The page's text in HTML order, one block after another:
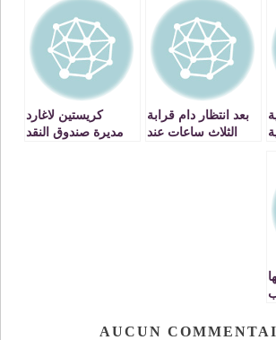
بعد انتظار دام قرابة
الثلاث ساعات عند
كريستين لاغارد
مديرة صندوق النقد
AUCUN